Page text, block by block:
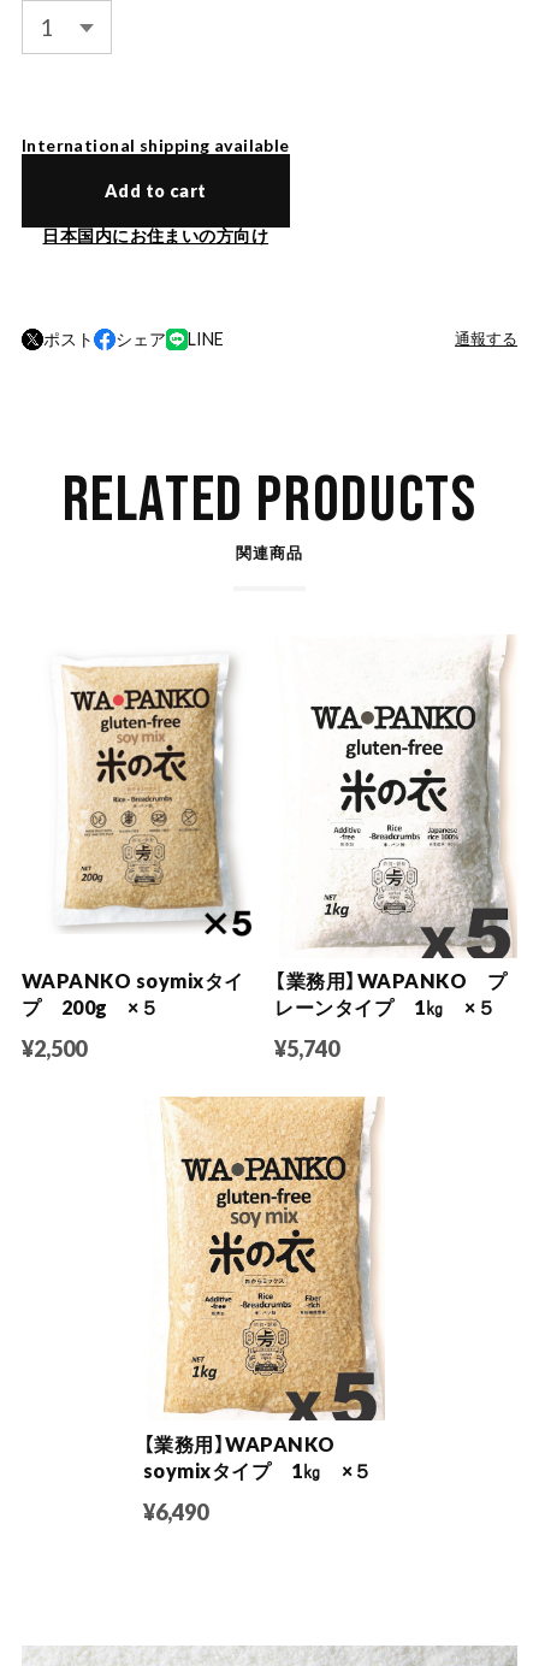
International shipping available
Add to cart
日本国内にお住まいの方向け
ポスト シェア LINE 通報する
RELATED PRODUCTS
関連商品
WAPANKO soymixタイ
プ 200g ×５
¥2,500
【業務用】WAPANKO プ
レーンタイプ 1㎏ ×５
¥5,740
【業務用】WAPANKO
soymixタイプ 1㎏ ×５
¥6,490